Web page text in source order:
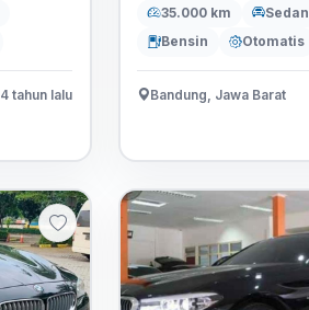
4 tahun lalu
35.000 km
Sedan
Bensin
Otomatis
Bandung, Jawa Barat